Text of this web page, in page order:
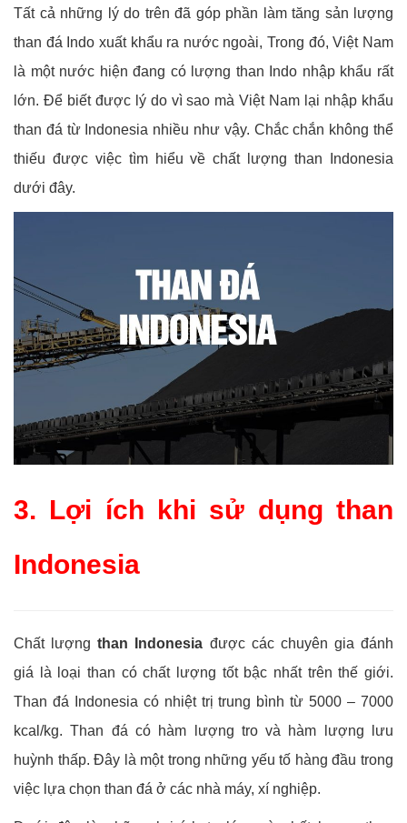
Tất cả những lý do trên đã góp phần làm tăng sản lượng
than đá Indo xuất khẩu ra nước ngoài, Trong đó, Việt Nam
là một nước hiện đang có lượng than Indo nhập khẩu rất
lớn. Để biết được lý do vì sao mà Việt Nam lại nhập khẩu
than đá từ Indonesia nhiều như vậy. Chắc chắn không thể
thiếu được việc tìm hiểu về chất lượng than Indonesia
dưới đây.
3. Lợi ích khi sử dụng than
Indonesia
Chất lượng than Indonesia được các chuyên gia đánh
giá là loại than có chất lượng tốt bậc nhất trên thế giới.
Than đá Indonesia có nhiệt trị trung bình từ 5000 – 7000
kcal/kg. Than đá có hàm lượng tro và hàm lượng lưu
huỳnh thấp. Đây là một trong những yếu tố hàng đầu trong
việc lựa chọn than đá ở các nhà máy, xí nghiệp.